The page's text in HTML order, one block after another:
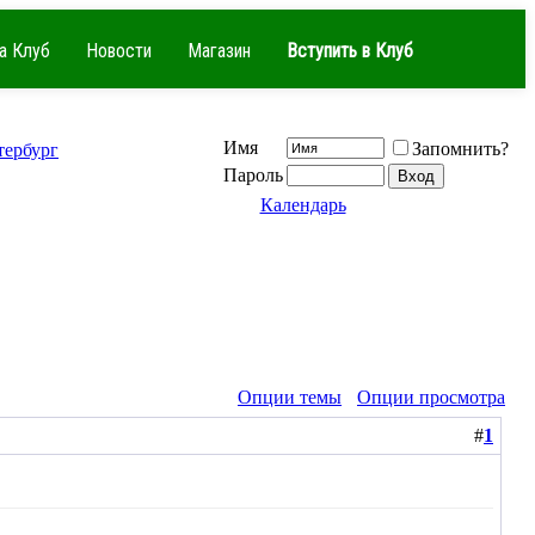
Клуб Новости Магазин Вступить в Клуб
Имя
Запомнить?
Пароль
Календарь
Опции темы
Опции просмотра
#1